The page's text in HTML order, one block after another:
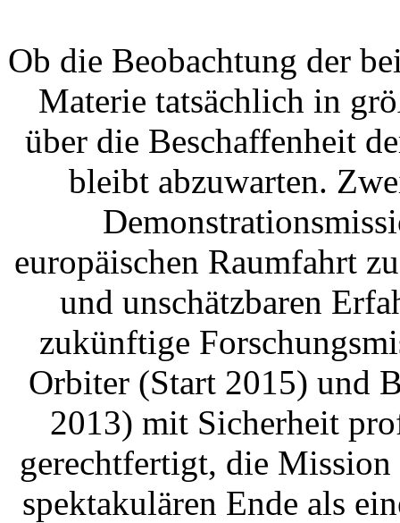
Ob die Beobachtung der
Materie tatsächlich in
über die Beschaffenheit
bleibt abzuwarten.
europäischen Raumfahrt
und unschätzbaren
zukünftige
Orbiter (Start 2015) und
2013) mit Sicherheit
gerechtfertigt, die
spektakulären Ende als